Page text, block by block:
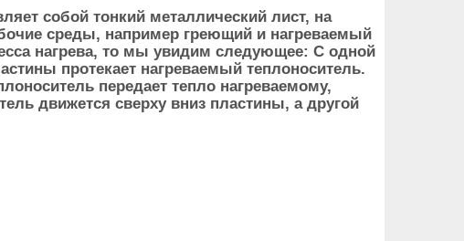
собой тонкий металлический лист, на
среды, например греющий и нагреваемый
нагрева, то мы увидим следующее: С одной
протекает нагреваемый теплоноситель.
передает тепло нагреваемому,
движется сверху вниз пластины, а другой